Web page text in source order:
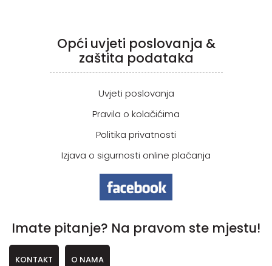
Opći uvjeti poslovanja &
zaštita podataka
Uvjeti poslovanja
Pravila o kolačićima
Politika privatnosti
Izjava o sigurnosti online plaćanja
Imate pitanje? Na pravom ste mjestu!
KONTAKT O NAMA